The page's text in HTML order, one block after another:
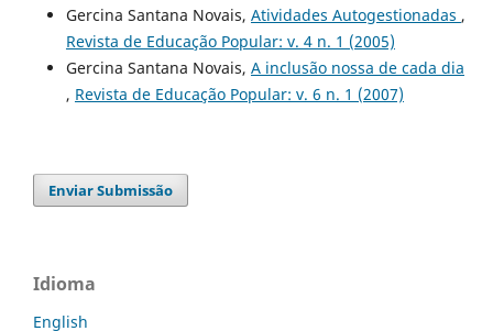
Gercina Santana Novais, Atividades Autogestionadas ,
Revista de Educação Popular: v. 4 n. 1 (2005)
Gercina Santana Novais, A inclusão nossa de cada dia
, Revista de Educação Popular: v. 6 n. 1 (2007)
Enviar Submissão
Idioma
English